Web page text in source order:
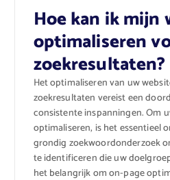
Hoe kan ik mijn
optimaliseren
zoekresultaten?
Het optimaliseren van uw
zoekresultaten vereist een
consistente inspanningen. Om
optimaliseren, is het essentieel
grondig zoekwoordonderzoek
te identificeren die uw
het belangrijk om on-page